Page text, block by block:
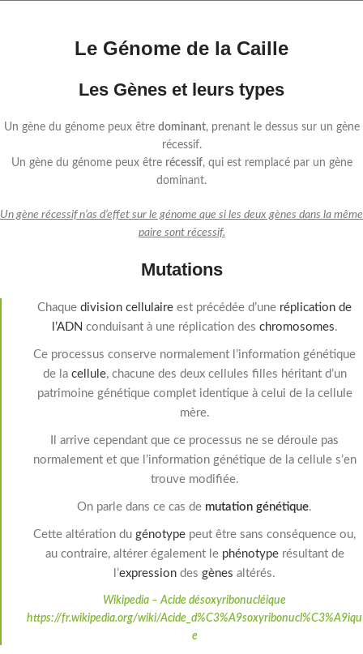
Le Génome de la Caille
Les Gènes et leurs types
Un gène du génome peux être dominant, prenant le dessus sur un gène
récessif.
Un gène du génome peux être récessif, qui est remplacé par un gène
dominant.
Un gène récessif n’as d’effet sur le génome que si les deux gènes dans la même
paire sont récessif.
Mutations
Chaque division cellulaire est précédée d’une réplication de
l’ADN conduisant à une réplication des chromosomes.
Ce processus conserve normalement l’information génétique
de la cellule, chacune des deux cellules filles héritant d’un
patrimoine génétique complet identique à celui de la cellule
mère.
Il arrive cependant que ce processus ne se déroule pas
normalement et que l’information génétique de la cellule s’en
trouve modifiée.
On parle dans ce cas de mutation génétique.
Cette altération du génotype peut être sans conséquence ou,
au contraire, altérer également le phénotyperésultant de
l’expression des gènes altérés.
Wikipedia – Acide désoxyribonucléique
https://fr.wikipedia.org/wiki/Acide_d%C3%A9soxyribonucl%C3%A9iqu
e